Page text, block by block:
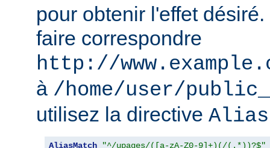
pour obtenir l'effet
faire correspondre
http://
à /home/user/
utilisez la directive
AliasMatch "^/upages/([a-zA-Z0-9]+)(/(.*))?$"